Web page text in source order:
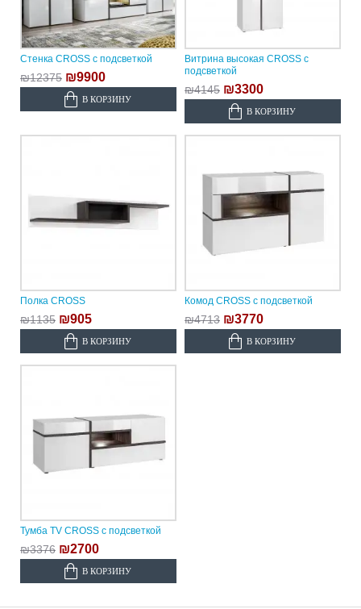
Стенка CROSS с подсветкой
₪12375 ₪9900
В КОРЗИНУ
Витрина высокая CROSS с
подсветкой
₪4145 ₪3300
В КОРЗИНУ
Полка CROSS
₪1135 ₪905
В КОРЗИНУ
Комод CROSS с подсветкой
₪4713 ₪3770
В КОРЗИНУ
Тумба TV CROSS с подсветкой
₪3376 ₪2700
В КОРЗИНУ